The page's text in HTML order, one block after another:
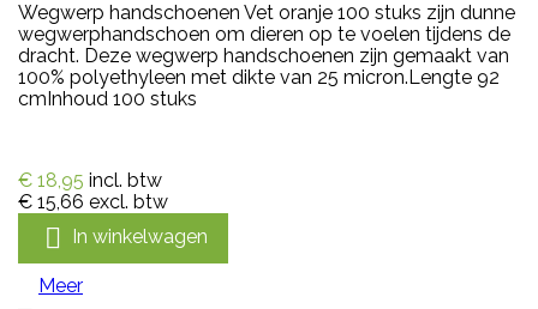
Wegwerp handschoenen Vet oranje 100 stuks zijn dunne
wegwerphandschoen om dieren op te voelen tijdens de
dracht. Deze wegwerp handschoenen zijn gemaakt van
100% polyethyleen met dikte van 25 micron.Lengte 92
cmInhoud 100 stuks
€ 18,95 incl. btw
€ 15,66 excl. btw
 In winkelwagen
Meer